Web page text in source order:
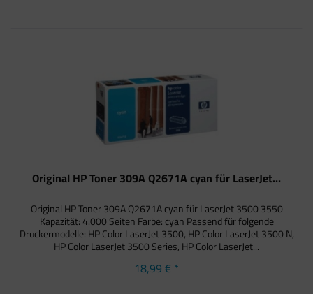
Original HP Toner 309A Q2671A cyan für LaserJet...
Original HP Toner 309A Q2671A cyan für LaserJet 3500 3550
Kapazität: 4.000 Seiten Farbe: cyan Passend für folgende
Druckermodelle: HP Color LaserJet 3500, HP Color LaserJet 3500 N,
HP Color LaserJet 3500 Series, HP Color LaserJet...
18,99 € *